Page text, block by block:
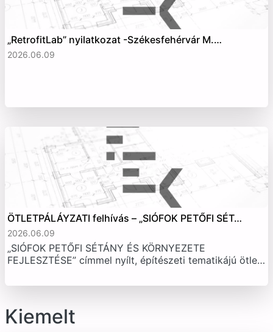
„RetrofitLab” nyilatkozat -Székesfehérvár M.…
2026.06.09
ÖTLETPÁLÁYZATI felhívás – „SIÓFOK PETŐFI SÉT…
2026.06.09
„SIÓFOK PETŐFI SÉTÁNY ÉS KÖRNYEZETE
FEJLESZTÉSE” címmel nyílt, építészeti tematikájú ötle…
Kiemelt